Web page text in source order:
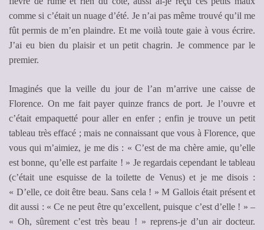
comme si c’était un nuage d’été. Je n’ai pas même trouvé qu’il me
fût permis de m’en plaindre. Et me voilà toute gaie à vous écrire.
J’ai eu bien du plaisir et un petit chagrin. Je commence par le
premier.
Imaginés que la veille du jour de l’an m’arrive une caisse de
Florence. On me fait payer quinze francs de port. Je l’ouvre et
c’était empaquetté pour aller en enfer ; enfin je trouve un petit
tableau très effacé ; mais ne connaissant que vous à Florence, que
vous qui m’aimiez, je me dis : « C’est de ma chère amie, qu’elle
est bonne, qu’elle est parfaite ! » Je regardais cependant le tableau
(c’était une esquisse de la toilette de Venus) et je me disois :
« D’elle, ce doit être beau. Sans cela ! » M Gallois était présent et
dit aussi : « Ce ne peut être qu’excellent, puisque c’est d’elle ! » –
« Oh, sûrement c’est très beau ! » reprens-je d’un air docteur.